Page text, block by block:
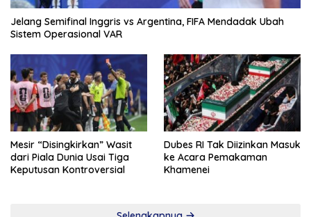
Jelang Semifinal Inggris vs Argentina, FIFA Mendadak Ubah
Sistem Operasional VAR
Mesir “Disingkirkan” Wasit
dari Piala Dunia Usai Tiga
Keputusan Kontroversial
Dubes RI Tak Diizinkan Masuk
ke Acara Pemakaman
Khamenei